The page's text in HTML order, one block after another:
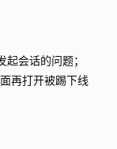
会话的问题；
再打开被踢下线